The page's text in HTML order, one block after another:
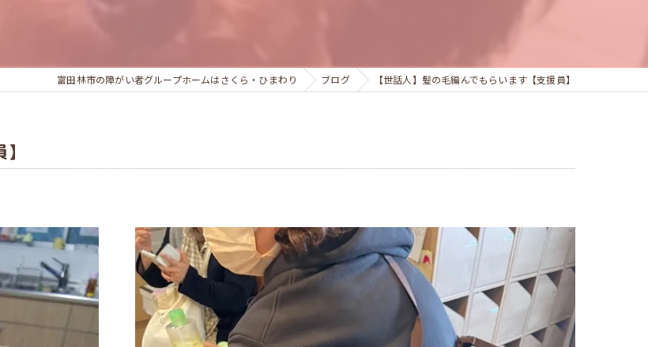
ふくろうハウス
富田林市の障がい者グループホームはさくら・ひまわり ブログ 【世話人】髪の毛編んでもらいます【支援員】